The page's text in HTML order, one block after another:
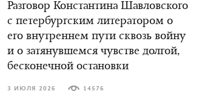
Разговор Константина Шавловского
с петербургским литератором о
его внутреннем пути сквозь войну
и о затянувшемся чувстве долгой,
бесконечной остановки
3 ИЮЛЯ 2026 14576